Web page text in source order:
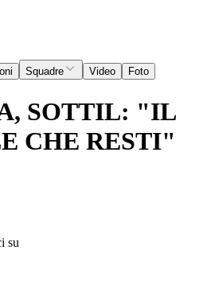
Squadre Video Foto
SOTTIL: "IL
CHE RESTI"
su